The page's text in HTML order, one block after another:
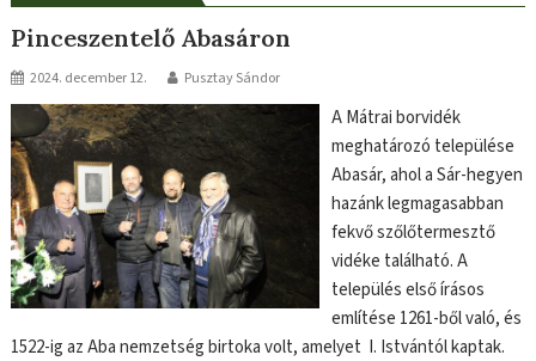
Pinceszentelő Abasáron
2024. december 12. Pusztay Sándor
A Mátrai borvidék
meghatározó települése
Abasár, ahol a Sár-hegyen
hazánk legmagasabban
fekvő szőlőtermesztő
vidéke található. A
település első írásos
említése 1261-ből való, és
1522-ig az Aba nemzetség birtoka volt, amelyet I. Istvántól kaptak.